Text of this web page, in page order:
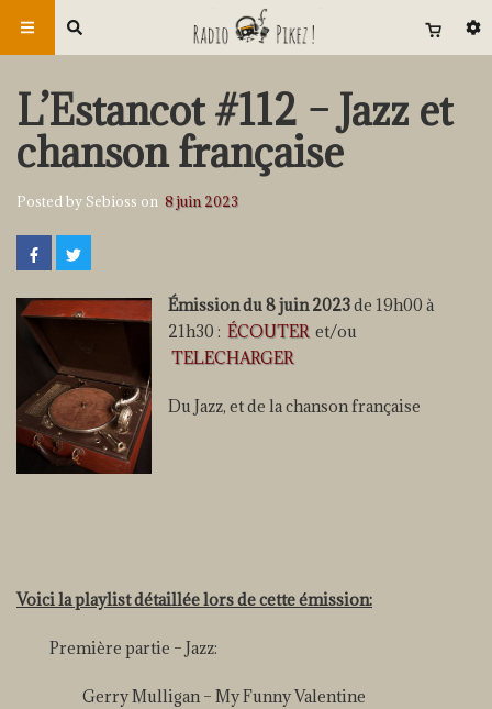
L’Estancot #112 – Jazz et
chanson française
Posted by Sebioss on 8 juin 2023
Émission du 8 juin 2023de 19h00 à
21h30 : ÉCOUTER et/ou
TELECHARGER
Du Jazz, et de la chanson française
Voici la playlist détaillée lors de cette émission:
Première partie – Jazz:
Gerry Mulligan – My Funny Valentine